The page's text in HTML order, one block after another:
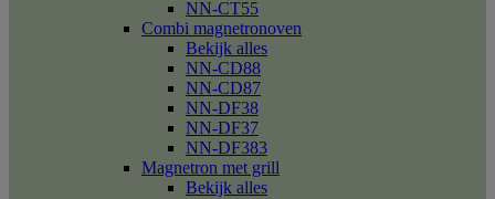
NN-CT55
Combi magnetronoven
Bekijk alles
NN-CD88
NN-CD87
NN-DF38
NN-DF37
NN-DF383
Magnetron met grill
Bekijk alles